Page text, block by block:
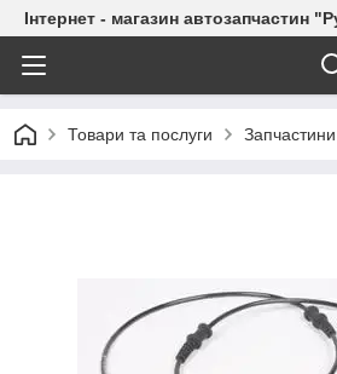
Інтернет - магазин автозапчастин
Товари та послуги